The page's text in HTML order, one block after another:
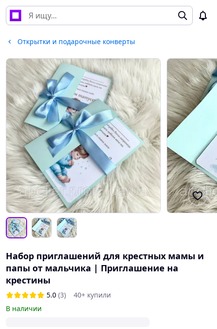
Открытки и подарочные конверты
Набор приглашений для крестных мамы и
папы от мальчика | Приглашение на
крестины
5.0 (3)
40+ купили
В наличии